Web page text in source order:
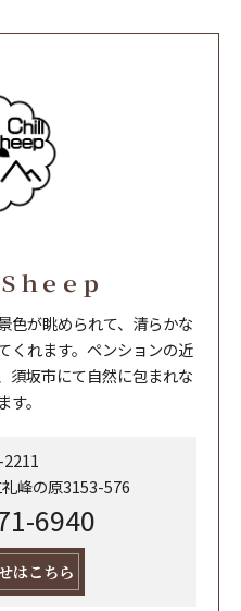
ｈｅｅｐ
色が眺められて、清らかな
くれます。ペンションの近
須坂市にて自然に包まれな
。
峰の原3153-576
6940
はこちら